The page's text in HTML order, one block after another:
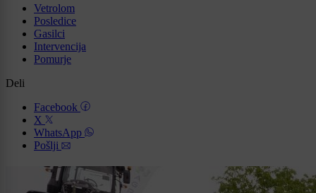
Vetrolom
Posledice
Gasilci
Intervencija
Pomurje
Deli
Facebook
X
WhatsApp
Pošlji